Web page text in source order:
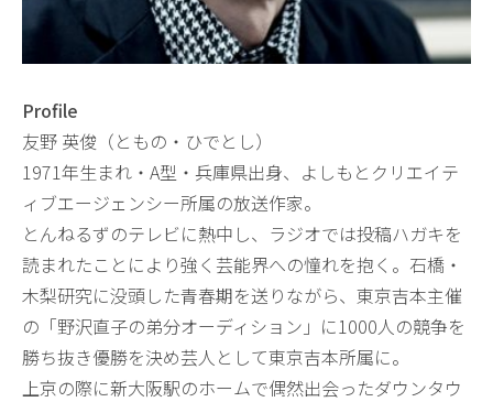
Profile
友野 英俊（ともの・ひでとし）
1971年生まれ・A型・兵庫県出身、よしもとクリエイテ
ィブエージェンシー所属の放送作家。
とんねるずのテレビに熱中し、ラジオでは投稿ハガキを
読まれたことにより強く芸能界への憧れを抱く。石橋・
木梨研究に没頭した青春期を送りながら、東京吉本主催
の「野沢直子の弟分オーディション」に1000人の競争を
勝ち抜き優勝を決め芸人として東京吉本所属に。
上京の際に新大阪駅のホームで偶然出会ったダウンタウ